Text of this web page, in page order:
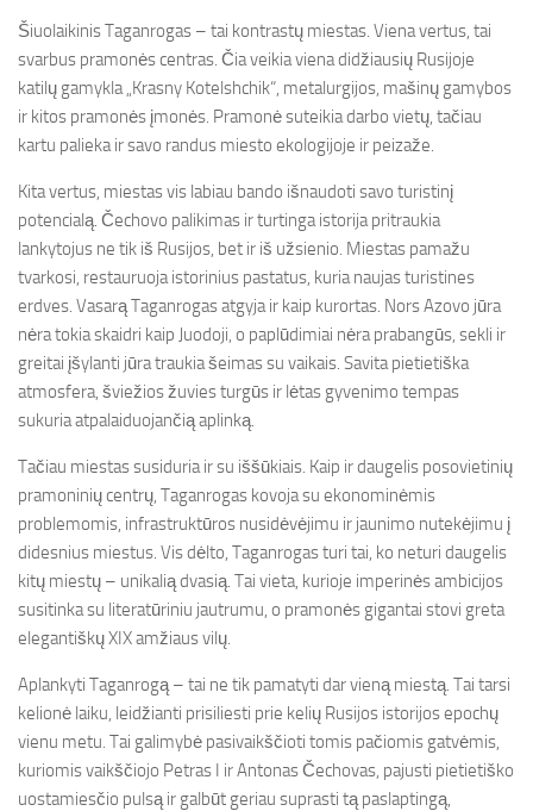
Šiuolaikinis Taganrogas – tai kontrastų miestas. Viena vertus, tai
svarbus pramonės centras. Čia veikia viena didžiausių Rusijoje
katilų gamykla „Krasny Kotelshchik“, metalurgijos, mašinų gamybos
ir kitos pramonės įmonės. Pramonė suteikia darbo vietų, tačiau
kartu palieka ir savo randus miesto ekologijoje ir peizaže.
Kita vertus, miestas vis labiau bando išnaudoti savo turistinį
potencialą. Čechovo palikimas ir turtinga istorija pritraukia
lankytojus ne tik iš Rusijos, bet ir iš užsienio. Miestas pamažu
tvarkosi, restauruoja istorinius pastatus, kuria naujas turistines
erdves. Vasarą Taganrogas atgyja ir kaip kurortas. Nors Azovo jūra
nėra tokia skaidri kaip Juodoji, o paplūdimiai nėra prabangūs, sekli ir
greitai įšylanti jūra traukia šeimas su vaikais. Savita pietietiška
atmosfera, šviežios žuvies turgūs ir lėtas gyvenimo tempas
sukuria atpalaiduojančią aplinką.
Tačiau miestas susiduria ir su iššūkiais. Kaip ir daugelis posovietinių
pramoninių centrų, Taganrogas kovoja su ekonominėmis
problemomis, infrastruktūros nusidėvėjimu ir jaunimo nutekėjimu į
didesnius miestus. Vis dėlto, Taganrogas turi tai, ko neturi daugelis
kitų miestų – unikalią dvasią. Tai vieta, kurioje imperinės ambicijos
susitinka su literatūriniu jautrumu, o pramonės gigantai stovi greta
elegantiškų XIX amžiaus vilų.
Aplankyti Taganrogą – tai ne tik pamatyti dar vieną miestą. Tai tarsi
kelionė laiku, leidžianti prisiliesti prie kelių Rusijos istorijos epochų
vienu metu. Tai galimybė pasivaikščioti tomis pačiomis gatvėmis,
kuriomis vaikščiojo Petras I ir Antonas Čechovas, pajusti pietietiško
uostamiesčio pulsą ir galbūt geriau suprasti tą paslaptingą,